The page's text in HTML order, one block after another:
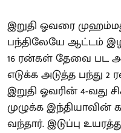
இறுதி ஓவரை
பந்திலேயே ஆட்டம்
16 ரன்கள் தேவை பட
எடுக்க அடுத்த பந்து
இறுதி ஓவரின் 4-வது
முழுக்க இந்தியாவின்
வந்தார். இடுப்பு